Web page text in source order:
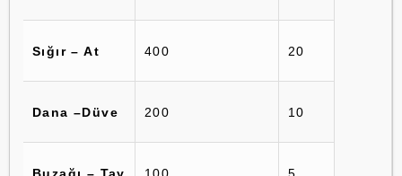
Sığır – At 400 20
Dana –Düve 200 10